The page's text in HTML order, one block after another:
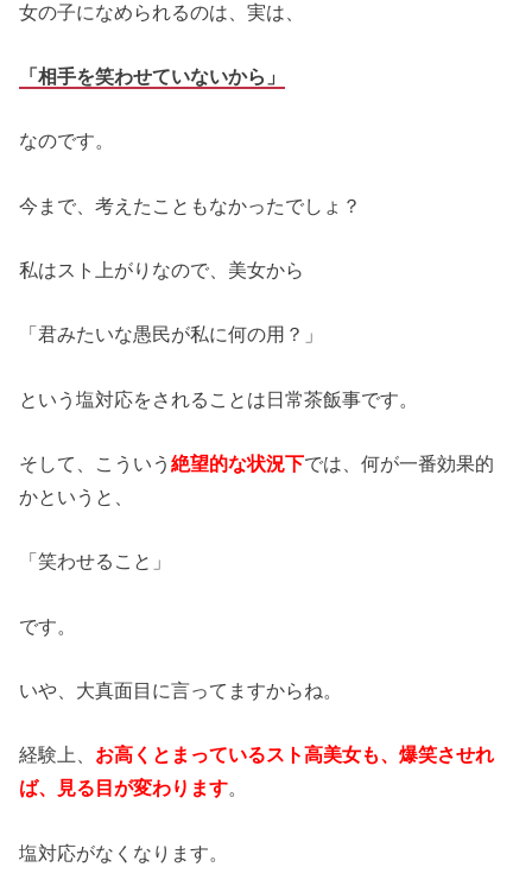
女の子になめられるのは、実は、
「相手を笑わせていないから」
なのです。
今まで、考えたこともなかったでしょ？
私はスト上がりなので、美女から
「君みたいな愚民が私に何の用？」
という塩対応をされることは日常茶飯事です。
そして、こういう絶望的な状況下では、何が一番効果的
かというと、
「笑わせること」
です。
いや、大真面目に言ってますからね。
経験上、 お高くとまっているスト高美女も、爆笑させれ
ば、見る目が変わります。
塩対応がなくなります。